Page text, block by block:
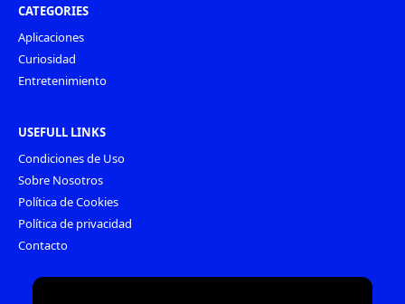
CATEGORIES
Aplicaciones
Curiosidad
Entretenimiento
USEFULL LINKS
Condiciones de Uso
Sobre Nosotros
Política de Cookies
Política de privacidad
Contacto